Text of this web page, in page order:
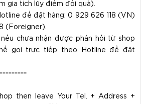
gia tích lũy điểm đổi quà).
để đặt hàng: 0 929 626 118 (VN)
(Foreigner).
chưa nhận được phản hồi từ shop
gọi trực tiếp theo Hotline để đặt
then leave Your Tel. + Address +